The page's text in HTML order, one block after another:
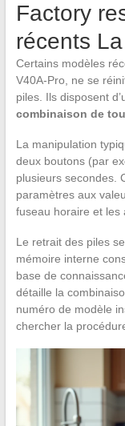
Factory
récents
Certains modèles
V40A-Pro, ne se
piles. Ils disposent
combinaison de
La manipulation
deux boutons (par
plusieurs secondes.
paramètres aux
fuseau horaire et les
Le retrait des piles
mémoire interne
base de
détaille la
numéro de modèle
chercher la